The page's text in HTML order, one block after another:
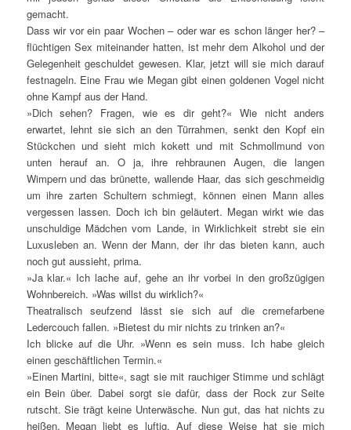
gemacht.
Dass wir vor ein paar Wochen – oder war es schon länger her? –
flüchtigen Sex miteinander hatten, ist mehr dem Alkohol und der
Gelegenheit geschuldet gewesen. Klar, jetzt will sie mich darauf
festnageln. Eine Frau wie Megan gibt einen goldenen Vogel nicht
ohne Kampf aus der Hand.
»Dich sehen? Fragen, wie es dir geht?« Wie nicht anders
erwartet, lehnt sie sich an den Türrahmen, senkt den Kopf ein
Stückchen und sieht mich kokett und mit Schmollmund von
unten herauf an. O ja, ihre rehbraunen Augen, die langen
Wimpern und das brünette, wallende Haar, das sich geschmeidig
um ihre zarten Schultern schmiegt, können einen Mann alles
vergessen lassen. Doch ich bin geläutert. Megan wirkt wie das
unschuldige Mädchen vom Lande, in Wirklichkeit strebt sie ein
Luxusleben an. Wenn der Mann, der ihr das bieten kann, auch
noch gut aussieht, prima.
»Ja klar.« Ich lache auf, gehe an ihr vorbei in den großzügigen
Wohnbereich. »Was willst du wirklich?«
Theatralisch seufzend lässt sie sich auf die cremefarbene
Ledercouch fallen. »Bietest du mir nichts zu trinken an?«
Ich blicke auf die Uhr. »Wenn es sein muss. Ich habe gleich
einen geschäftlichen Termin.«
»Einen Martini, bitte«, sagt sie mit rauchiger Stimme und schlägt
ein Bein über. Dabei sorgt sie dafür, dass der Rock zur Seite
rutscht. Sie trägt keine Unterwäsche. Nun gut, das hat nichts zu
heißen, Megan liebt es luftig. Auf diese Weise hat sie mich